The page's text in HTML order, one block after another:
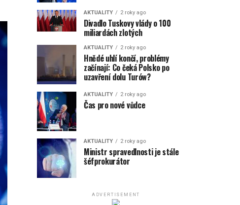
AKTUALITY 2 roky ago
Divadlo Tuskovy vlády o 100
miliardách zlotých
AKTUALITY 2 roky ago
Hnědé uhlí končí, problémy
začínají: Co čeká Polsko po
uzavření dolu Turów?
AKTUALITY 2 roky ago
Čas pro nové vůdce
AKTUALITY 2 roky ago
Ministr spravedlnosti je stále
šéfprokurátor
ADVERTISEMENT